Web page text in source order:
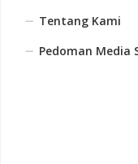
Tentang Kami
Pedoman Media